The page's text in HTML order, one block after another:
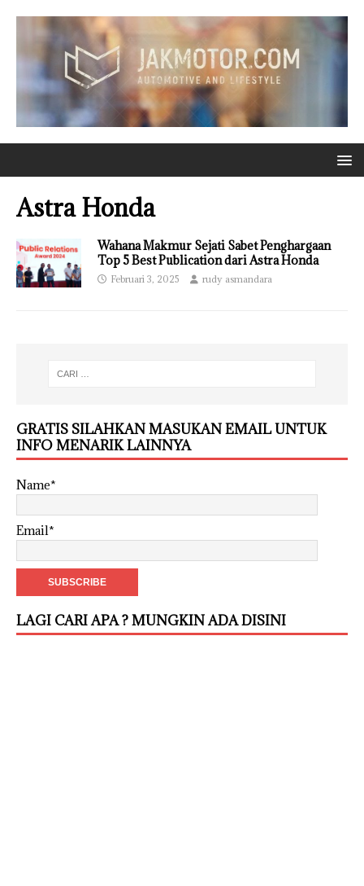
Astra Honda
Wahana Makmur Sejati Sabet Penghargaan
Top 5 Best Publication dari Astra Honda
Februari 3, 2025 rudy asmandara
GRATIS SILAHKAN MASUKAN EMAIL UNTUK
INFO MENARIK LAINNYA
Name*
Email*
LAGI CARI APA ? MUNGKIN ADA DISINI